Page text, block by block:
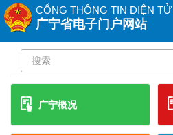
CỔNG THÔNG TIN ĐIỆN TỬ
广宁省电子门户网站
广宁概况